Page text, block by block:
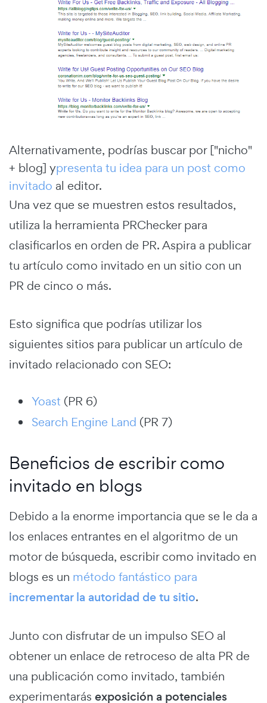
Alternativamente, podrías buscar por ["nicho"
+ blog] ypresenta tu idea para un post como
invitado al editor.
Una vez que se muestren estos resultados,
utiliza la herramienta PRChecker para
clasificarlos en orden de PR. Aspira a publicar
tu artículo como invitado en un sitio con un
PR de cinco o más.
Esto significa que podrías utilizar los
siguientes sitios para publicar un artículo de
invitado relacionado con SEO:
Yoast (PR 6)
Search Engine Land (PR 7)
Beneficios de escribir como
invitado en blogs
Debido a la enorme importancia que se le da a
los enlaces entrantes en el algoritmo de un
motor de búsqueda, escribir como invitado en
blogs es un método fantástico para
incrementar la autoridad de tu sitio.
Junto con disfrutar de un impulso SEO al
obtener un enlace de retroceso de alta PR de
una publicación como invitado, también
experimentarás exposición a potenciales